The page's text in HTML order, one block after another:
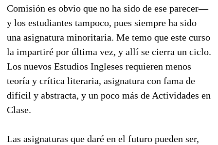
Comisión es obvio que no ha sido de ese parecer—
y los estudiantes tampoco, pues siempre ha sido
una asignatura minoritaria. Me temo que este curso
la impartiré por última vez, y allí se cierra un ciclo.
Los nuevos Estudios Ingleses requieren menos
teoría y crítica literaria, asignatura con fama de
difícil y abstracta, y un poco más de Actividades en
Clase.
Las asignaturas que daré en el futuro pueden ser,